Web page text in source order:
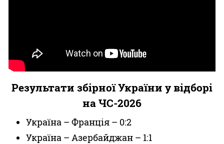
Результати збірної України у відборі
на ЧС-2026
Україна – Франція – 0:2
Україна – Азербайджан – 1:1